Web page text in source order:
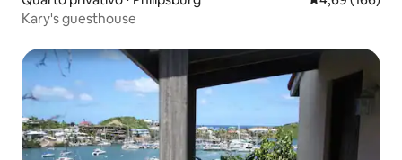
Kary's guesthouse